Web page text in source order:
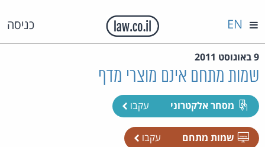
כניסה EN
9 באוגוסט 2011
שמות מתחם אינם מוצרי מדף
מסחר אלקטרוני עקבו
שמות מתחם עקבו